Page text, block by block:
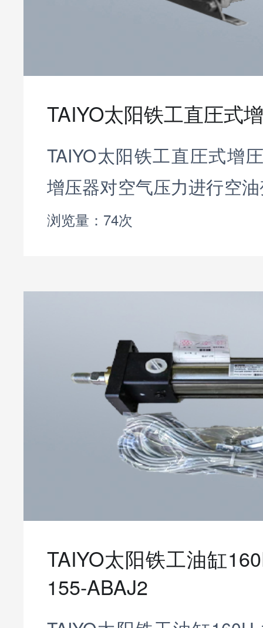
TAIYO太阳铁工直圧式
TAIYO太阳铁工直圧式增
增压器对空气压力进行空
7.5MPa的油压，使小型的
浏览量：74次
TAIYO太阳铁工油缸
155-ABAJ2